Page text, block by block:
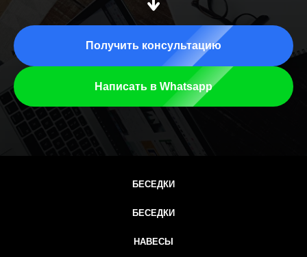
Получить консультацию
Написать в Whatsapp
БЕСЕДКИ
БЕСЕДКИ
НАВЕСЫ